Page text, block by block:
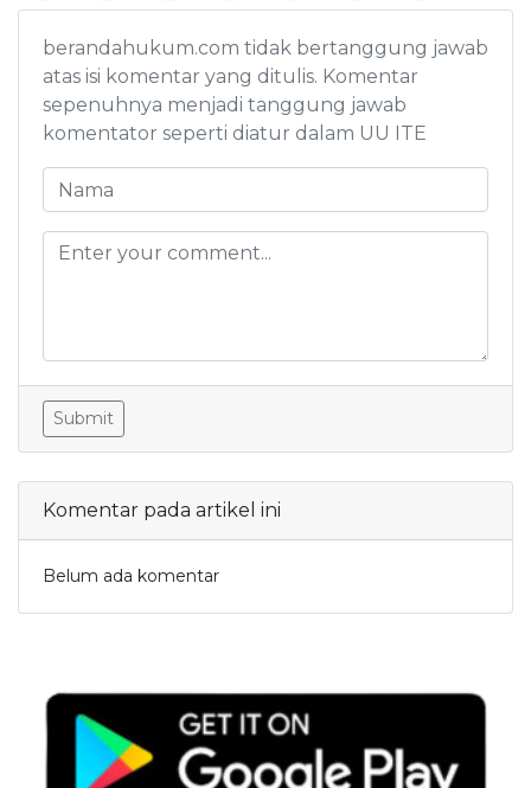
berandahukum.com tidak bertanggung jawab
atas isi komentar yang ditulis. Komentar
sepenuhnya menjadi tanggung jawab
komentator seperti diatur dalam UU ITE
Submit
Komentar pada artikel ini
Belum ada komentar